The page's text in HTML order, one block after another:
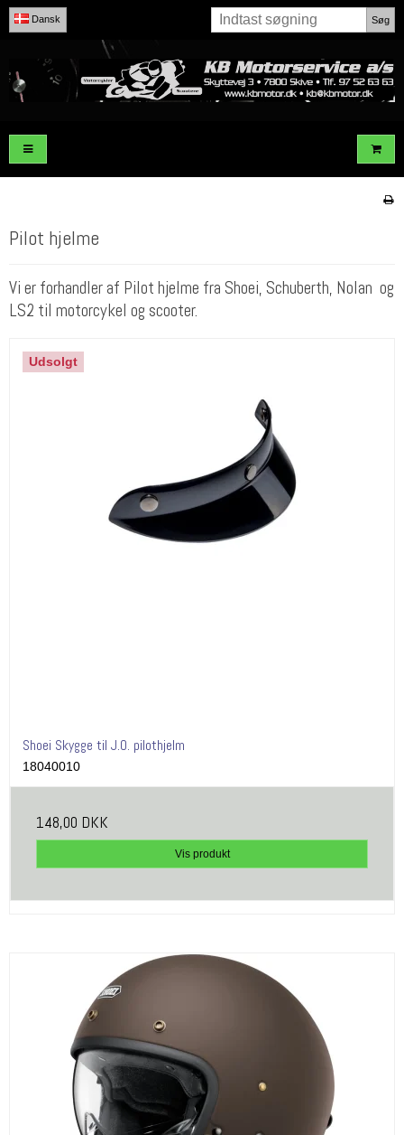
Dansk Søg
Pilot hjelme
Vi er forhandler af Pilot hjelme fra Shoei, Schuberth, Nolan og
LS2 til motorcykel og scooter.
Udsolgt
Shoei Skygge til J.O. pilothjelm
18040010
148,00 DKK
Vis produkt